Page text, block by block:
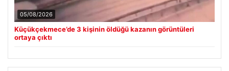
05/08/2026
Küçükçekmece’de 3 kişinin öldüğü kazanın görüntüleri
ortaya çıktı